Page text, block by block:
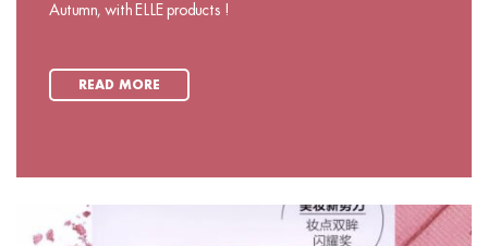
Autumn, with ELLE products !
READ MORE